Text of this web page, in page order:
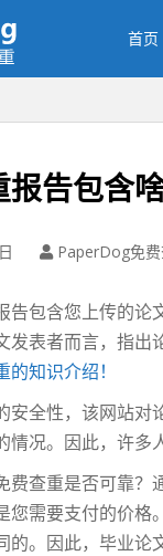
首页
告包含
PaperDog免
告包含您上传的论
发表者而言，指出
的知识介绍！
安全性，该网站对
情况。因此，许多
费查重是否可靠？
您需要支付的价格
的。因此，毕业论